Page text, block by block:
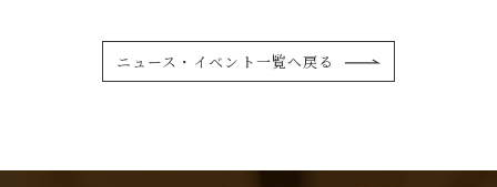
ニュース・イベント一覧へ戻る